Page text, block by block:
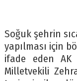
Soğuk şehrin
yapılması için
ifade eden AK
Milletvekili